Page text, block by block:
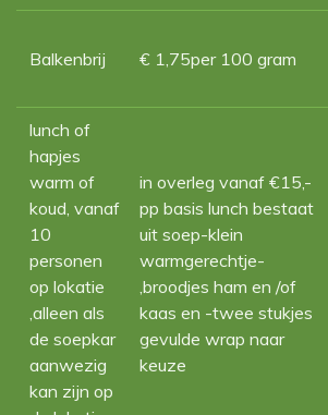
Balkenbrij € 1,75per 100 gram
lunch of
hapjes
warm of
koud, vanaf
10
personen
op lokatie
,alleen als
de soepkar
aanwezig
kan zijn op
in overleg vanaf €15,-
pp basis lunch bestaat
uit soep-klein
warmgerechtje-
,broodjes ham en /of
kaas en -twee stukjes
gevulde wrap naar
keuze